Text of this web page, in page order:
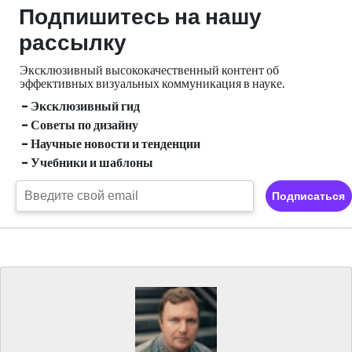
Подпишитесь на нашу
рассылку
Эксклюзивный высококачественный контент об
эффективных визуальныхкоммуникация в науке.
- Эксклюзивный гид
- Советы по дизайну
- Научные новости и тенденции
- Учебники и шаблоны
Подписаться